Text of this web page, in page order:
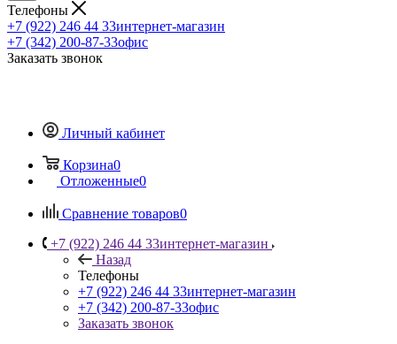
Телефоны
+7 (922) 246 44 33интернет-магазин
+7 (342) 200-87-33офис
Заказать звонок
Личный кабинет
Корзина0
Отложенные0
Сравнение товаров0
+7 (922) 246 44 33интернет-магазин
Назад
Телефоны
+7 (922) 246 44 33интернет-магазин
+7 (342) 200-87-33офис
Заказать звонок